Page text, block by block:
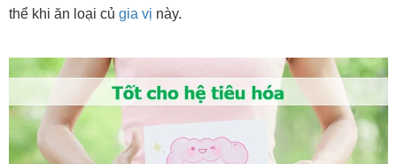
thể khi ăn loại củ gia vị này.